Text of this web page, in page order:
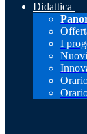
Didattica
I